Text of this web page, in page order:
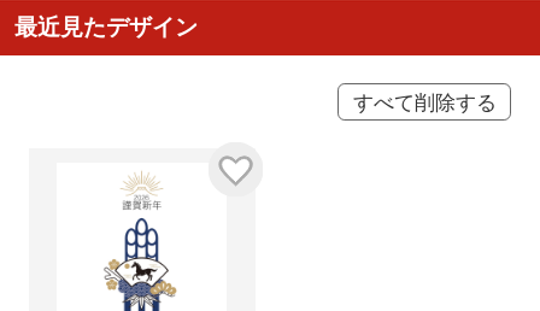
最近見たデザイン
すべて削除する